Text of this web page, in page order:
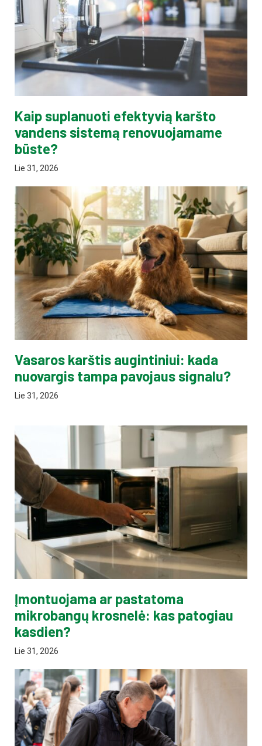
Kaip suplanuoti efektyvią karšto
vandens sistemą renovuojamame
būste?
Lie 31, 2026
Vasaros karštis augintiniui: kada
nuovargis tampa pavojaus signalu?
Lie 31, 2026
Įmontuojama ar pastatoma
mikrobangų krosnelė: kas patogiau
kasdien?
Lie 31, 2026